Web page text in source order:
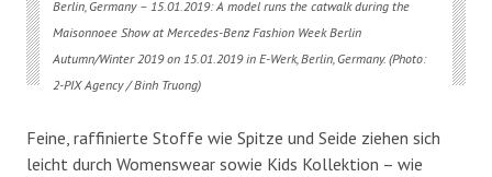
Berlin, Germany – 15.01.2019: A model runs the catwalk during the
Maisonnoee Show at Mercedes-Benz Fashion Week Berlin
Autumn/Winter 2019 on 15.01.2019 in E-Werk, Berlin, Germany. (Photo:
2-PIX Agency / Binh Truong)
Feine, raffinierte Stoffe wie Spitze und Seide ziehen sich
leicht durch Womenswear sowie Kids Kollektion – wie